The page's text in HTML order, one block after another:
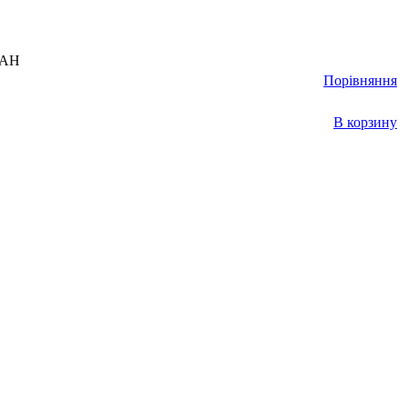
Порівняння
В корзину